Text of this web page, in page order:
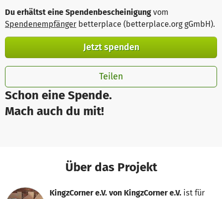
Schon eine Spende.
Mach auch du mit!
Du erhältst eine Spendenbescheinigung vom
Spendenempfänger betterplace (betterplace.org gGmbH).
Jetzt spenden
Teilen
Über das Projekt
KingzCorner e.V. von KingzCorner e.V. ist für